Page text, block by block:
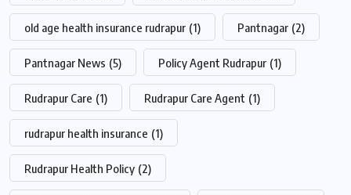
old age health insurance rudrapur (1) Pantnagar (2)
Pantnagar News (5) Policy Agent Rudrapur (1)
Rudrapur Care (1) Rudrapur Care Agent (1)
rudrapur health insurance (1)
Rudrapur Health Policy (2)